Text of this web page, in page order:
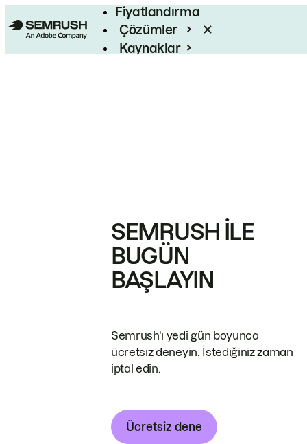
Fiyatlandırma
Çözümler
Kaynaklar
SEMRUSH ILE
BUGÜN
BAŞLAYIN
Semrush'ı yedi gün boyunca
ücretsiz deneyin. İstediğiniz zaman
iptal edin.
Ücretsiz dene